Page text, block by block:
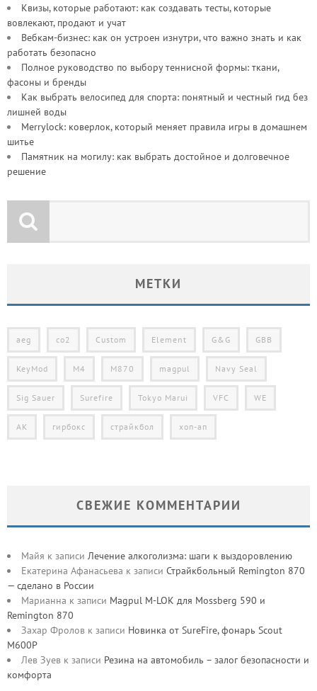
Квизы, которые работают: как создавать тесты, которые
вовлекают, продают и учат
Вебкам-бизнес: как он устроен изнутри, что важно знать и как
работать безопасно
Полное руководство по выбору теннисной формы: ткани,
фасоны и бренды
Как выбрать велосипед для спорта: понятный и честный гид без
лишней воды
Merrylock: коверлок, который меняет правила игры в домашнем
шитье
Памятник на могилу: как выбрать достойное и долговечное
решение
МЕТКИ
aeg co2 Custom Element G&G GBB
KeyMod M4 M870 magpul Navy Seal
Sig Sauer Surefire Tokyo Marui VFC WE
АК гирбокс страйкбол хоп-ап
СВЕЖИЕ КОММЕНТАРИИ
Майя к записи Лечение алкоголизма: шаги к выздоровлению
Екатерина Афанасьева к записи Страйкбольный Remington 870
— сделано в России
Марианна к записи Magpul M-LOK для Mossberg 590 и
Remington 870
Захар Фролов к записи Новинка от SureFire, фонарь Scout
M600P
Лев Зуев к записи Резина на автомобиль – залог безопасности и
комфорта